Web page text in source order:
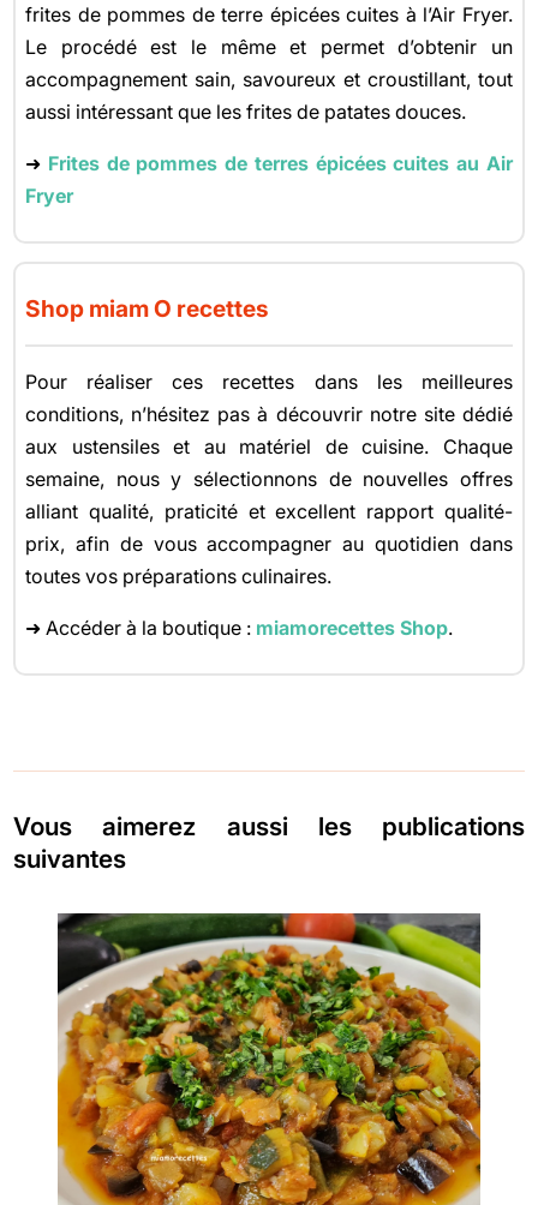
frites de pommes de terre épicées cuites à l’Air Fryer.
Le procédé est le même et permet d’obtenir un
accompagnement sain, savoureux et croustillant, tout
aussi intéressant que les frites de patates douces.
➜ Frites de pommes de terres épicées cuites au Air
Fryer
Shop miam O recettes
Pour réaliser ces recettes dans les meilleures
conditions, n’hésitez pas à découvrir notre site dédié
aux ustensiles et au matériel de cuisine. Chaque
semaine, nous y sélectionnons de nouvelles offres
alliant qualité, praticité et excellent rapport qualité-
prix, afin de vous accompagner au quotidien dans
toutes vos préparations culinaires.
➜ Accéder à la boutique : miamorecettes Shop.
Vous aimerez aussi les publications
suivantes